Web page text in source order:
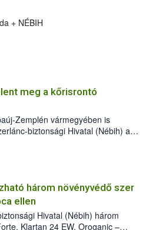
+ NÉBIH
meg a kőrisrontó
Zemplén vármegyében is
biztonsági Hivatal (Nébih) a
planipennis) jelenlétét. A
találták meg, de már fertőzött
az intézkedéseket a szlovák
a terjedés megállítása érdekében.
három növényvédő szer
ellen
Hivatal (Nébih) három
Klartan 24 EW, Oroganic –